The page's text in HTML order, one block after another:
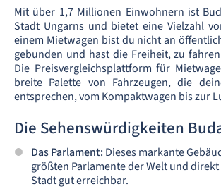
Mit über 1,7 Millionen Einwohnern ist
Stadt Ungarns und bietet eine Vielzahl
einem Mietwagen bist du nicht an
gebunden und hast die Freiheit, zu
Die Preisvergleichsplattform für
breite Palette von Fahrzeugen, die
entsprechen, vom Kompaktwagen bis zur
Die Sehenswürdigkeiten
Das Parlament: Dieses markante
größten Parlamente der Welt und
Stadt gut erreichbar.